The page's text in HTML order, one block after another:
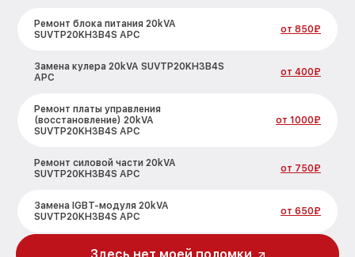
Ремонт блока питания 20kVA
SUVTP20KH3B4S APC
от 850₽
Замена кулера 20kVA SUVTP20KH3B4S
APC
от 400₽
Ремонт платы управления
(восстановление) 20kVA
SUVTP20KH3B4S APC
от 1000₽
Ремонт силовой части 20kVA
SUVTP20KH3B4S APC
от 750₽
Замена IGBT-модуля 20kVA
SUVTP20KH3B4S APC
от 650₽